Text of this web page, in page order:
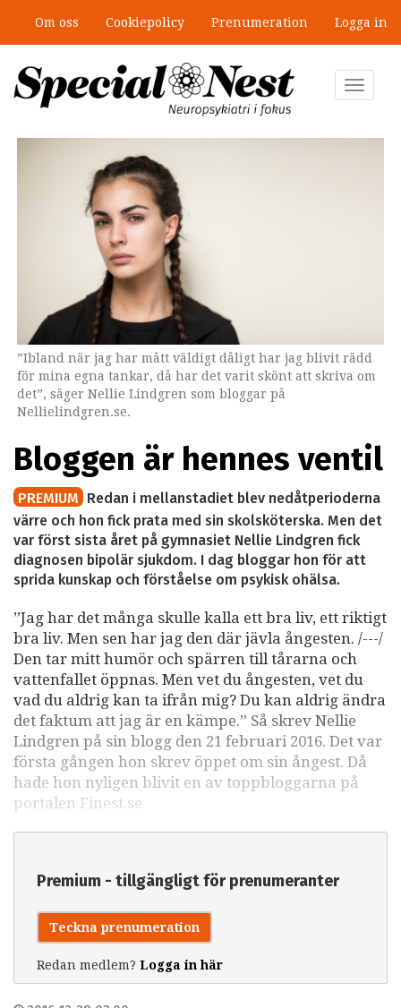
huvudinnehåll
Om oss Cookiepolicy Prenumeration Logga in
Toggle
”Ibland när jag har mått väldigt dåligt har jag blivit rädd
för mina egna tankar, då har det varit skönt att skriva om
det”, säger Nellie Lindgren som bloggar på
Nellielindgren.se.
Bloggen är hennes ventil
PREMIUM Redan i mellanstadiet blev nedåtperioderna
värre och hon fick prata med sin skolsköterska. Men det
var först sista året på gymnasiet Nellie Lindgren fick
diagnosen bipolär sjukdom. I dag bloggar hon för att
sprida kunskap och förståelse om psykisk ohälsa.
”Jag har det många skulle kalla ett bra liv, ett riktigt
bra liv. Men sen har jag den där jävla ångesten. /---/
Den tar mitt humör och spärren till tårarna och
vattenfallet öppnas. Men vet du ångesten, vet du
vad du aldrig kan ta ifrån mig? Du kan aldrig ändra
det faktum att jag är en kämpe.” Så skrev Nellie
Lindgren på sin blogg den 21 februari 2016. Det var
första gången hon skrev öppet om sin ångest. Då
hade hon nyligen blivit en av toppbloggarna på
portalen Finest.se
Premium - tillgängligt för prenumeranter
Teckna prenumeration
Redan medlem? Logga in här
Mobbning vid autism och adhd: 4